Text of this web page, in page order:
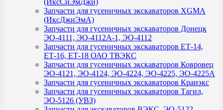
(ИксСиЭмДжи)
Запчасти для гусеничных экскаваторов XGMA
(ИксДжиЭмА)
Запчасти для гусеничных экскаваторов Донецк
ЭО-4111, ЭО-4112А-1, ЭО-4112
Запчасти для гусеничных экскаваторов ЕТ-14,
ЕТ-16, ЕТ-18 ОАО ТВЭКС
Запчасти для гусеничных экскаваторов Ковровец
ЭО-4121, ЭО-4124, ЭО-4224, ЭО-4225, ЭО-4225А
Запчасти для гусеничных экскаваторов Кранэкс
Запчасти для гусеничных экскаваторов Тагил,
ЭО-5126 (УВЗ)